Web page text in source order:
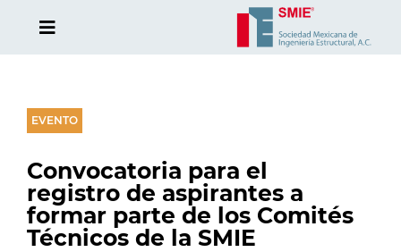
EVENTO
Convocatoria para el
registro de aspirantes a
formar parte de los Comités
Técnicos de la SMIE